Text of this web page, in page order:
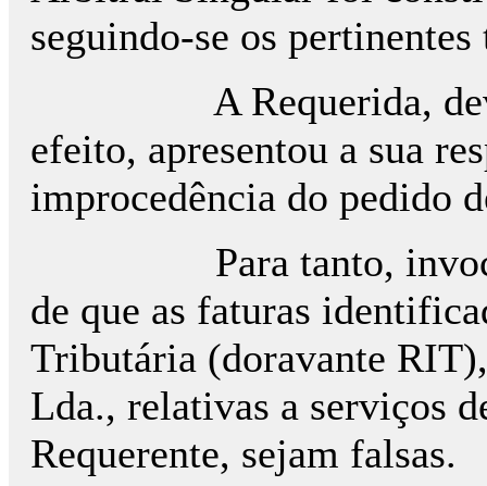
seguindo-se os
A Requerida,
efeito, apresentou a sua
improcedência do pedido
Para tanto, invoca a
de que as faturas
Tributária (doravante
Lda., relativas a serviços
Requerente, sejam falsas.